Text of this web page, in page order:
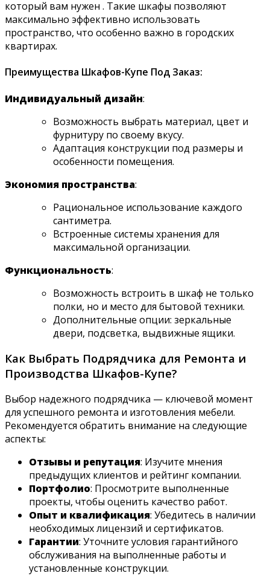
который вам нужен . Такие шкафы позволяют
максимально эффективно использовать
пространство, что особенно важно в городских
квартирах.
Преимущества Шкафов-Купе Под Заказ:
Индивидуальный дизайн:
Возможность выбрать материал, цвет и
фурнитуру по своему вкусу.
Адаптация конструкции под размеры и
особенности помещения.
Экономия пространства:
Рациональное использование каждого
сантиметра.
Встроенные системы хранения для
максимальной организации.
Функциональность:
Возможность встроить в шкаф не только
полки, но и место для бытовой техники.
Дополнительные опции: зеркальные
двери, подсветка, выдвижные ящики.
Как Выбрать Подрядчика для Ремонта и
Производства Шкафов-Купе?
Выбор надежного подрядчика — ключевой момент
для успешного ремонта и изготовления мебели.
Рекомендуется обратить внимание на следующие
аспекты:
Отзывы и репутация: Изучите мнения
предыдущих клиентов и рейтинг компании.
Портфолио: Просмотрите выполненные
проекты, чтобы оценить качество работ.
Опыт и квалификация: Убедитесь в наличии
необходимых лицензий и сертификатов.
Гарантии: Уточните условия гарантийного
обслуживания на выполненные работы и
установленные конструкции.